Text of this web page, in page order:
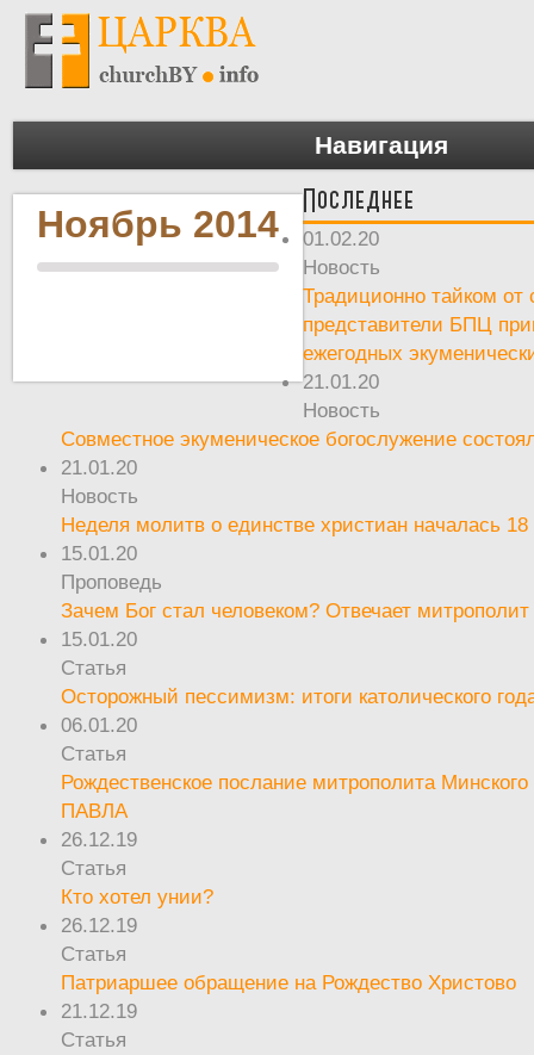
Навигация
Ноябрь 2014
Последнее
01.02.20
Новость
Традиционно тайком от
представители БПЦ
ежегодных
21.01.20
Новость
Совместное экуменическое богослужение
21.01.20
Новость
Неделя молитв о единстве христиан началась 18
15.01.20
Проповедь
Зачем Бог стал человеком? Отвечает
15.01.20
Статья
Осторожный пессимизм: итоги католического
06.01.20
Статья
Рождественское послание митрополита Минского
ПАВЛА
26.12.19
Статья
Кто хотел унии?
26.12.19
Статья
Патриаршее обращение на Рождество Христово
21.12.19
Статья